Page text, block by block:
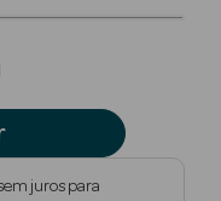
juros para